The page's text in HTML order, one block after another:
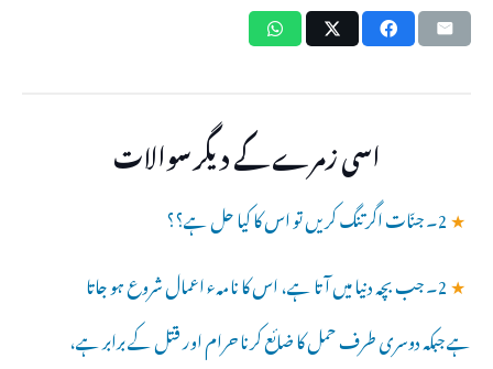
اسی زمرے کے دیگر سوالات
★2۔ جنّات اگر تنگ کریں تو اس کا کیا حل ہے؟؟
★ 2۔ جب بچہ دنیا میں آتا ہے، اس کا نامہء اعمال شروع ہو جاتا
ہے جبکہ دوسری طرف حمل کا ضائع کرنا حرام اور قتل کے برابر ہے،